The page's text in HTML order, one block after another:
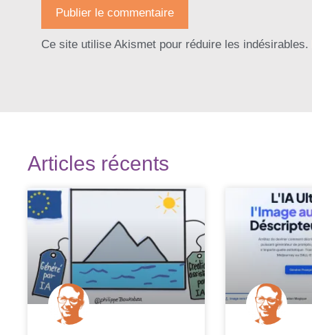
Ce site utilise Akismet pour réduire les indésirables.
Articles récents